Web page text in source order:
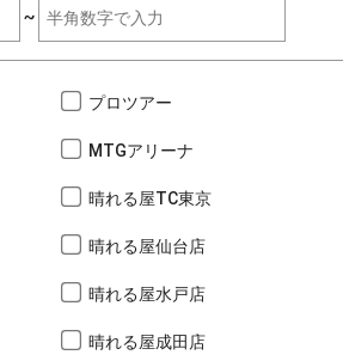
~
プロツアー
MTGアリーナ
晴れる屋TC東京
晴れる屋仙台店
晴れる屋水戸店
晴れる屋成田店